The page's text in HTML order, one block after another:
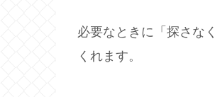
必要なときに「探さな
くれます。